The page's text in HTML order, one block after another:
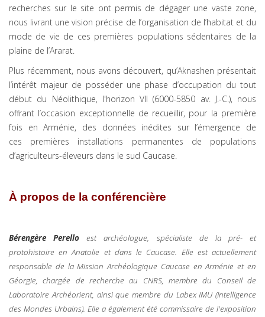
recherches sur le site ont permis de dégager une vaste zone,
nous livrant une vision précise de l’organisation de l’habitat et du
mode de vie de ces premières populations sédentaires de la
plaine de l’Ararat.
Plus récemment, nous avons découvert, qu’Aknashen présentait
l’intérêt majeur de posséder une phase d’occupation du tout
début du Néolithique, l'horizon VII (6000-5850 av. J.-C.), nous
offrant l’occasion exceptionnelle de recueillir, pour la première
fois en Arménie, des données inédites sur l’émergence de
ces premières installations permanentes de populations
d’agriculteurs-éleveurs dans le sud Caucase.
À propos de la conférencière
Bérengère Perelloest archéologue, spécialiste de la pré- et
protohistoire en Anatolie et dans le Caucase. Elle est actuellement
responsable de la Mission Archéologique Caucase en Arménie et en
Géorgie, chargée de recherche au CNRS, membre du Conseil de
Laboratoire Archéorient, ainsi que membre du Labex IMU (Intelligence
des Mondes Urbains). Elle a également été commissaire de l'exposition